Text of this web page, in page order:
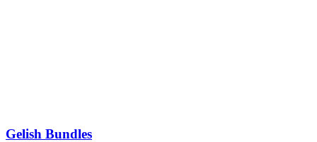
Gelish Bundles